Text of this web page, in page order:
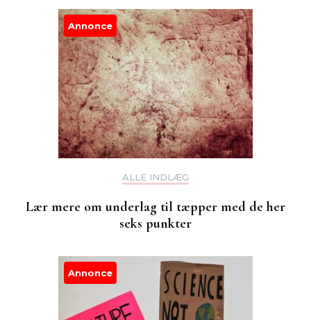
Annonce
ALLE INDLÆG
Lær mere om underlag til tæpper med de her
seks punkter
Annonce